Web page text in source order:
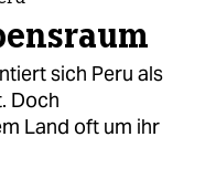
sich Peru als
Doch
Land oft um ihr